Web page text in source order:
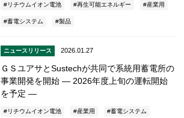
リチウムイオン電池 再生可能エネルギー 産業用
蓄電システム 製品
ニュースリリース 2026.01.27
ＧＳユアサとSustechが共同で系統用蓄電所の
事業開発を開始 ― 2026年度上旬の運転開始
を予定 ―
リチウムイオン電池 産業用 蓄電システム